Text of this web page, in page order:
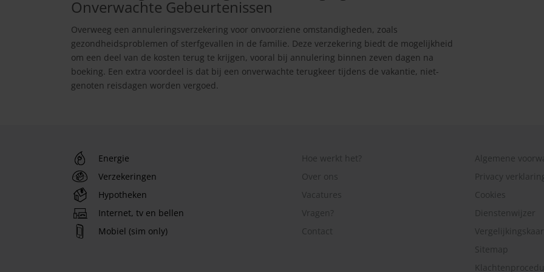
Onverwachte Gebeurtenissen
Overweeg een annuleringsverzekering voor onvoorziene omstandigheden, zoals
gezondheidsproblemen of sterfgevallen in de familie. Deze verzekering biedt de mogelijkheid
om een deel van de kosten terug te krijgen, vooral bij annulering binnen zeven dagen na
boeking. Een extra voordeel is dat bij een onverwachte terugkeer tijdens de vakantie, niet-
genoten reisdagen worden vergoed.
Energie
Verzekeringen
Hypotheken
Internet, tv en bellen
Mobiel (sim only)
Hoe werkt het?
Over ons
Vacatures
Vragen?
Contact
Algemene
Privacy
Cookies
Dienstenwijzer
Sitemap